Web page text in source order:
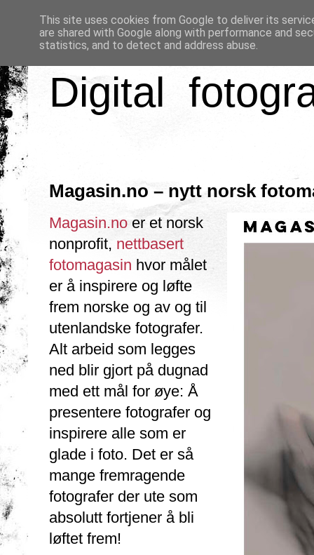
Digital
Magasin.no – nytt norsk
Magasin.noer et norsk
nonprofit, nettbasert
fotomagasin hvor målet
er å inspirere og løfte
frem norske og av og til
utenlandske fotografer.
Alt arbeid som legges
ned blir gjort på dugnad
med ett mål for øye: Å
presentere fotografer og
inspirere alle som er
glade i foto. Det er så
mange fremragende
fotografer der ute som
absolutt fortjener å bli
løftet frem!
This site uses cookies from Google to deliver its
are shared with Google along with performance and
statistics, and to detect and address abuse.